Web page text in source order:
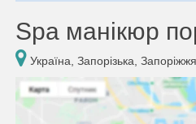
Spa манікюр
Україна, Запорізька, Запоріжжя